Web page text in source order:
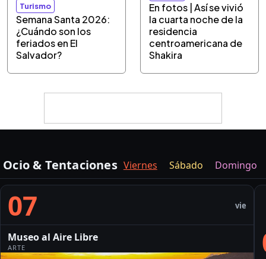
Turismo
Semana Santa 2026:
¿Cuándo son los
feriados en El
Salvador?
En fotos | Así se vivió
la cuarta noche de la
residencia
centroamericana de
Shakira